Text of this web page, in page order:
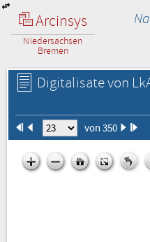
Arcinsys
Niedersachsen
Bremen
Digitalisate von
von 350